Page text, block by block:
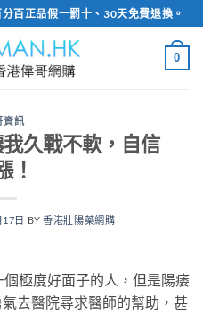
百正品假一罰十、30天免費退換。
0
資訊
久戰不軟，自信
！
日 BY香港壯陽藥網購
極度好面子的人，但是陽痿
去醫院尋求醫師的幫助，甚